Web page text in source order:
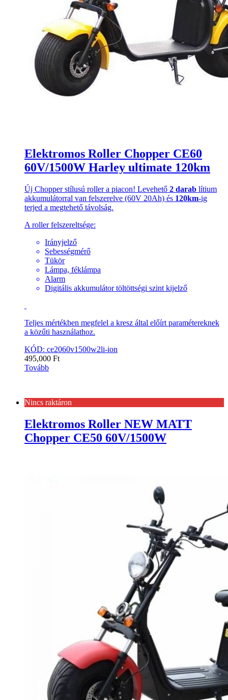
Elektromos Roller Chopper CE60
60V/1500W Harley ultimate 120km
Új Chopper stílusú roller a piacon! Levehető 2 darab lítium
akkumulátorral van felszerelve (60V 20Ah) és 120km-ig
terjed a megtehető távolság.
A roller felszereltsége:
Irányjelző
Sebességmérő
Tükör
Lámpa, féklámpa
Alarm
Digitális akkumulátor töltöttségi szint kijelző
Teljes mértékben megfelel a kresz által előírt paramétereknek
a közűti használathoz.
KÓD: ce2060v1500w2li-ion
495,000 Ft
Tovább
Nincs raktáron
Elektromos Roller NEW MATT
Chopper CE50 60V/1500W